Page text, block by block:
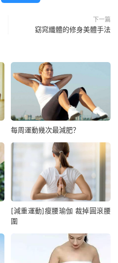
下一篇
窈窕纖體的修身美體手法
每周運動幾次最減肥？
[減重運動]瘦腰瑜伽 裁掉圓滾腰
圍